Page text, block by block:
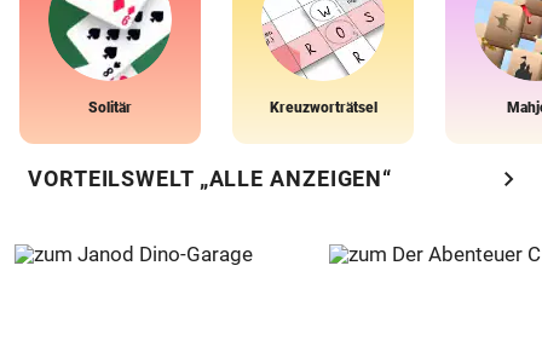
Solitär Kreuzworträtsel
VORTEILSWELT „ALLE ANZEIGEN“ chevron_right